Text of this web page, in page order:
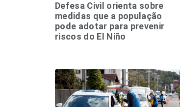
Defesa Civil orienta sobre
medidas que a população
pode adotar para prevenir
riscos do El Niño